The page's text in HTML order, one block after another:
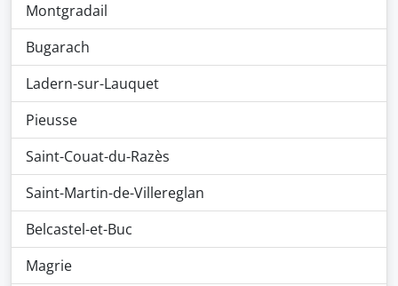
Montgradail
Bugarach
Ladern-sur-Lauquet
Pieusse
Saint-Couat-du-Razès
Saint-Martin-de-Villereglan
Belcastel-et-Buc
Magrie